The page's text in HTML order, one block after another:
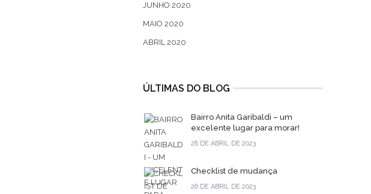
JUNHO 2020
MAIO 2020
ABRIL 2020
ÚLTIMAS DO BLOG
Bairro Anita Garibaldi – um
excelente lugar para morar!
28 DE ABRIL DE 2023
Checklist de mudança
26 DE ABRIL DE 2023